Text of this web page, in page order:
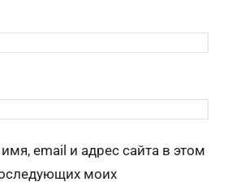
email и адрес сайта в этом
моих